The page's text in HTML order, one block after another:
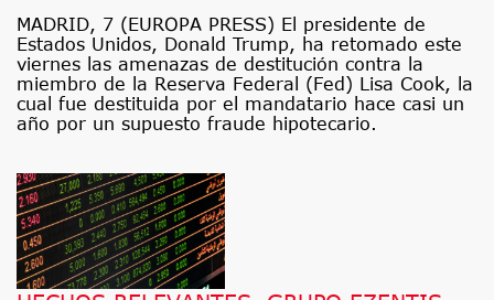
MADRID, 7 (EUROPA PRESS) El presidente de
Estados Unidos, Donald Trump, ha retomado este
viernes las amenazas de destitución contra la
miembro de la Reserva Federal (Fed) Lisa Cook, la
cual fue destituida por el mandatario hace casi un
año por un supuesto fraude hipotecario.